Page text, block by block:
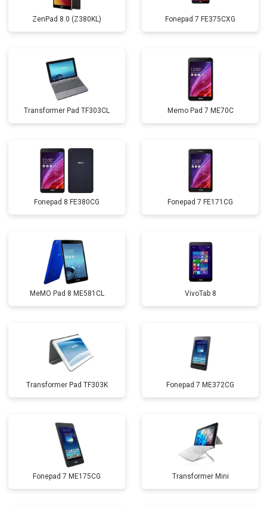
ZenPad 8.0 (Z380KL) Fonepad 7 FE375CXG
Transformer Pad TF303CL Memo Pad 7 ME70C
Fonepad 8 FE380CG Fonepad 7 FE171CG
MeMO Pad 8 ME581CL VivoTab 8
Transformer Pad TF303K Fonepad 7 ME372CG
Fonepad 7 ME175CG Transformer Mini